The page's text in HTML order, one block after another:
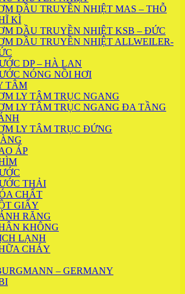
DẦU TRUYỀN NHIỆT MAS – THỖ
KÌ
DẦU TRUYỀN NHIỆT KSB – ĐỨC
DẦU TRUYỀN NHIỆT ALLWEILER-
DP – HÀ LAN
NÓNG NỒI HƠI
TÂM
LY TÂM TRỤC NGANG
LY TÂM TRỤC NGANG ĐA TẦNG
LY TÂM TRỤC ĐỨNG
ÁP
THẢI
CHẤT
GIẤY
RĂNG
KHÔNG
LẠNH
CHÁY
– GERMANY